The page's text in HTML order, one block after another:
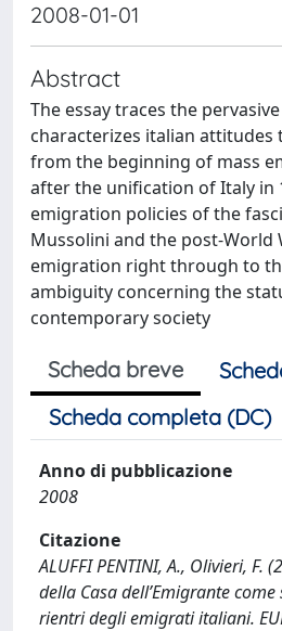
2008-01-01
Abstract
The essay traces the
characterizes italian
from the beginning of mass
after the unification of Italy in
emigration policies of the
Mussolini and the post-World
emigration right through to
ambiguity concerning the
contemporary society
Scheda breve
Scheda completa (DC)
Anno di pubblicazione
2008
Citazione
ALUFFI PENTINI, A., Olivieri, F.
della Casa dell’Emigrante
rientri degli emigrati italiani.